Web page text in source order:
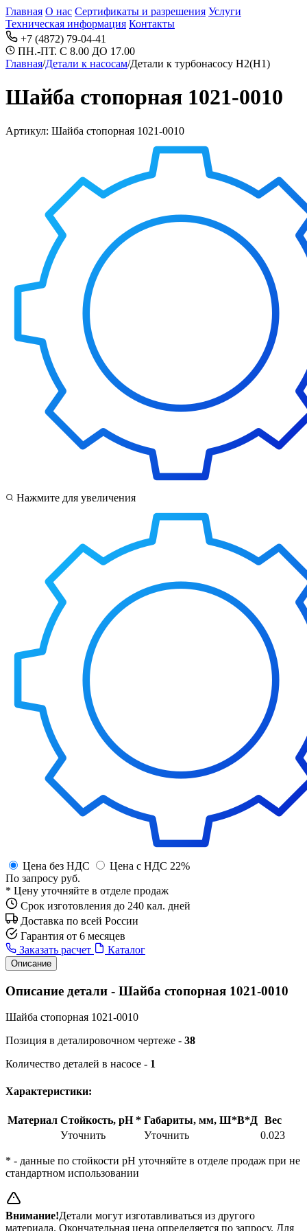
Главная О нас Сертификаты и разрешения Услуги
Техническая информация Контакты
+7 (4872) 79-04-41
ПН.-ПТ. С 8.00 ДО 17.00
Главная/Детали к насосам/Детали к турбонасосу Н2(Н1)
Шайба стопорная 1021-0010
Артикул: Шайба стопорная 1021-0010
Нажмите для увеличения
Цена без НДС
Цена с НДС 22%
По запросу руб.
* Цену уточняйте в отделе продаж
Срок изготовления до 240 кал. дней
Доставка по всей России
Гарантия от 6 месяцев
Заказать расчет
Каталог
Описание
Описание детали - Шайба стопорная 1021-0010
Шайба стопорная 1021-0010
Позиция в деталировочном чертеже - 38
Количество деталей в насосе - 1
Характеристики:
Материал Стойкость, pH * Габариты, мм, Ш*В*Д Вес
Уточнить
Уточнить 0.023
* - данные по стойкости pH уточняйте в отделе продаж при не
стандартном использовании
Внимание!Детали могут изготавливаться из другого
материала. Окончательная цена определяется по запросу. Для